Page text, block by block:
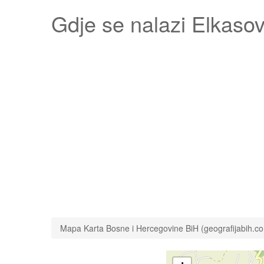
Gdje se nalazi
Mapa Karta Bosne i Hercegovine BiH